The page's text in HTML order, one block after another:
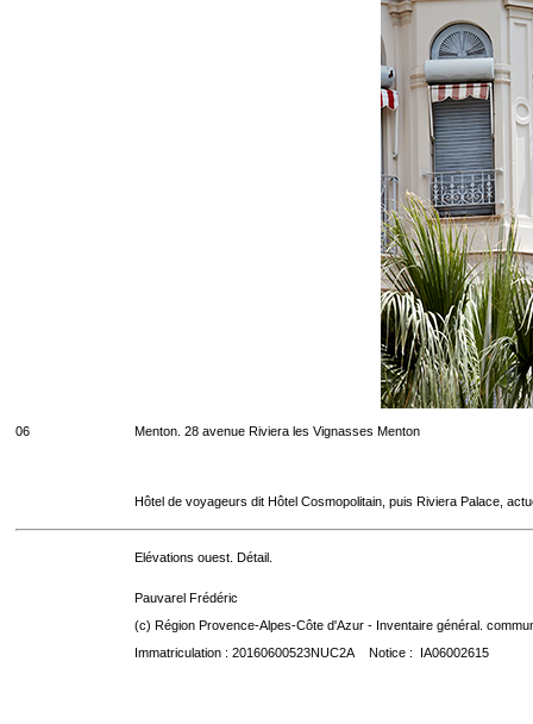
06 Menton. 28 avenue Riviera les Vignasses Menton
Hôtel de voyageurs dit Hôtel Cosmopolitain, puis Riviera Palace,
Elévations ouest. Détail.
Pauvarel Frédéric
(c) Région Provence-Alpes-Côte d'Azur - Inventaire général.
Immatriculation : 20160600523NUC2A Notice : IA06002615